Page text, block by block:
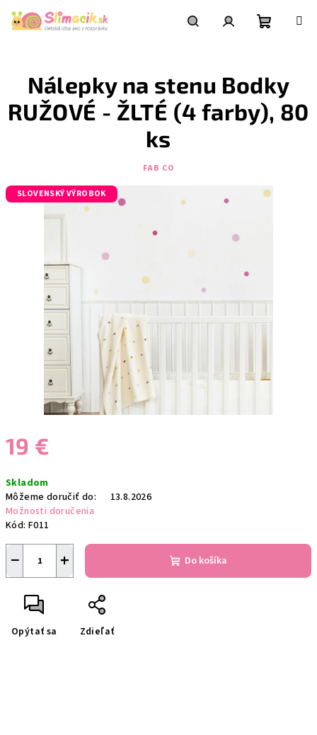
obsah
košík
19 €
cena:
Skladom
Môžeme doručiť do:
13.8.2026
Možnosti doručenia
Kód: F011
+
− Do košíka
Opýtať sa Zdieľať
Nálepky na stenu Bodky
RUŽOVÉ - ŽLTÉ (4 farby), 80
ks
FAB CO
SLOVENSKÝ VÝROBOK